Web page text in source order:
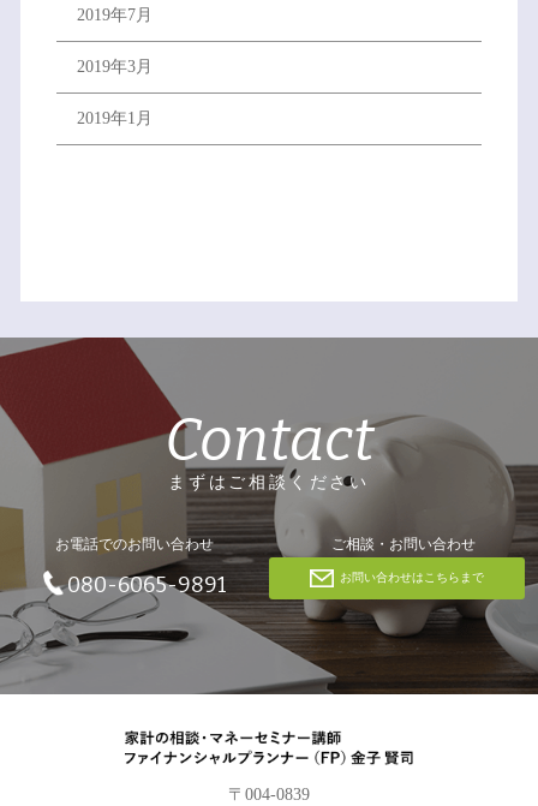
2019年7月
2019年3月
2019年1月
Contact
まずはご相談ください
お電話でのお問い合わせ
080-6065-9891
ご相談・お問い合わせ
お問い合わせはこちらまで
〒004-0839